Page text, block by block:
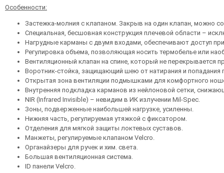
Особенности:
Застежка-молния с клапаном. Закрыв на один клапан, можно
Специальная, бесшовная конструкция плечевой области –
Нагрудные карманы с двумя входами, обеспечивают доступ
Регулировка объема, позволяющая носить термобелье или
Вентиляционный клапан на спине, который не перекрывается
Воротник-стойка, защищающий шею от натирания и попадания
Открытая зона вентиляции подмышками для комфортного
Внутренняя подкладка карманов из нейлоновой сетки,
NIR (Infrared Invisible) – невидим в ИК излучении Mil-Spec.
Зоны, подверженные наибольшей нагрузке, усиленны.
Нижняя часть, регулируемая утяжкой с фиксатором.
Отделения для мягкой защиты локтевых суставов.
Манжеты, регулируемые клапаном Velcro.
Органайзеры для ручек и хим. света.
Большая вентиляционная система.
ID панели Velcro.